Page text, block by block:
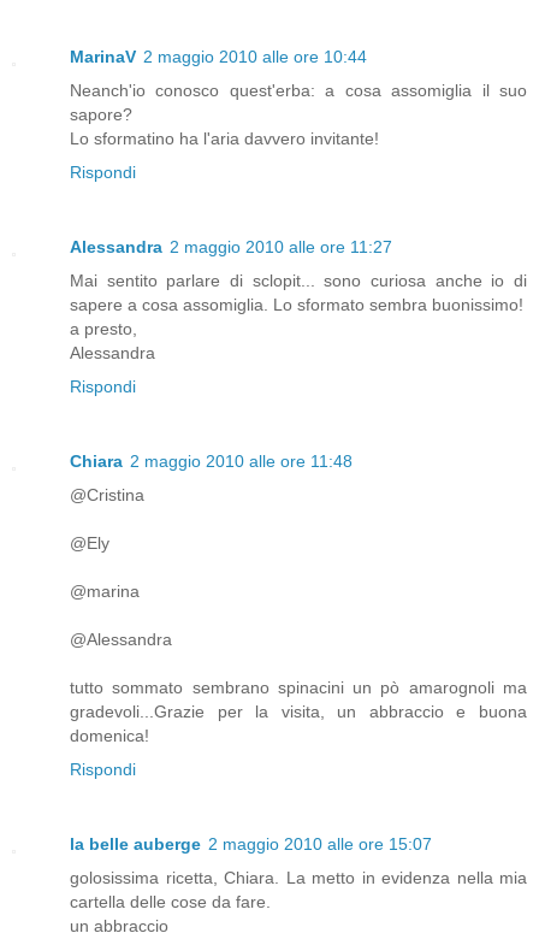
MarinaV 2 maggio 2010 alle ore 10:44
Neanch'io conosco quest'erba: a cosa assomiglia il suo
sapore?
Lo sformatino ha l'aria davvero invitante!
Rispondi
Alessandra 2 maggio 2010 alle ore 11:27
Mai sentito parlare di sclopit... sono curiosa anche io di
sapere a cosa assomiglia. Lo sformato sembra buonissimo!
a presto,
Alessandra
Rispondi
Chiara 2 maggio 2010 alle ore 11:48
@Cristina
@Ely
@marina
@Alessandra
tutto sommato sembrano spinacini un pò amarognoli ma
gradevoli...Grazie per la visita, un abbraccio e buona
domenica!
Rispondi
la belle auberge 2 maggio 2010 alle ore 15:07
golosissima ricetta, Chiara. La metto in evidenza nella mia
cartella delle cose da fare.
un abbraccio